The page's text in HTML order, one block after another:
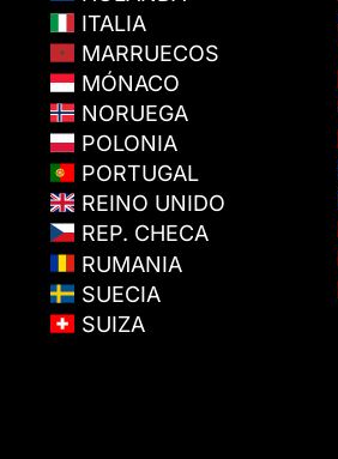
ITALIA
MARRUECOS
MÓNACO
NORUEGA
POLONIA
PORTUGAL
REINO UNIDO
REP. CHECA
RUMANIA
SUECIA
SUIZA